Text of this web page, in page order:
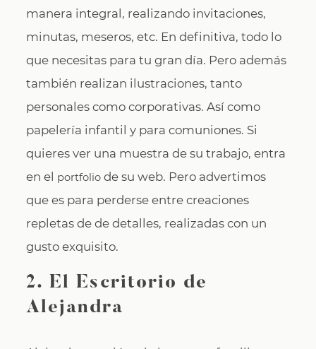
manera integral, realizando invitaciones,
minutas, meseros, etc. En definitiva, todo lo
que necesitas para tu gran día. Pero además
también realizan ilustraciones, tanto
personales como corporativas. Así como
papelería infantil y para comuniones. Si
quieres ver una muestra de su trabajo, entra
en el portfolio de su web. Pero advertimos
que es para perderse entre creaciones
repletas de de detalles, realizadas con un
gusto exquisito.
2. El Escritorio de
Alejandra